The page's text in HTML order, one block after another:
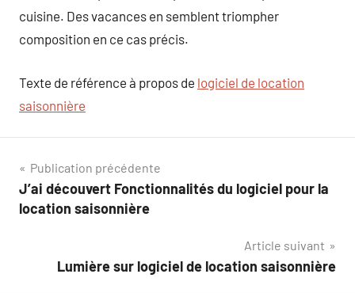
cuisine. Des vacances en semblent triompher
composition en ce cas précis.
Texte de référence à propos de logiciel de location
saisonnière
Navigation
de
Publication précédente
J’ai découvert Fonctionnalités du logiciel pour la
location saisonnière
Article suivant
Lumière sur logiciel de location saisonnière